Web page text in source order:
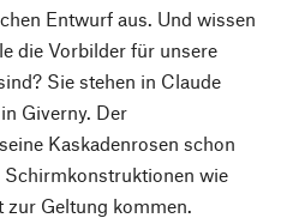
Entwurf aus. Und wissen
die Vorbilder für unsere
Sie stehen in Claude
Giverny. Der
Kaskadenrosen schon
Schirmkonstruktionen wie
zur Geltung kommen.